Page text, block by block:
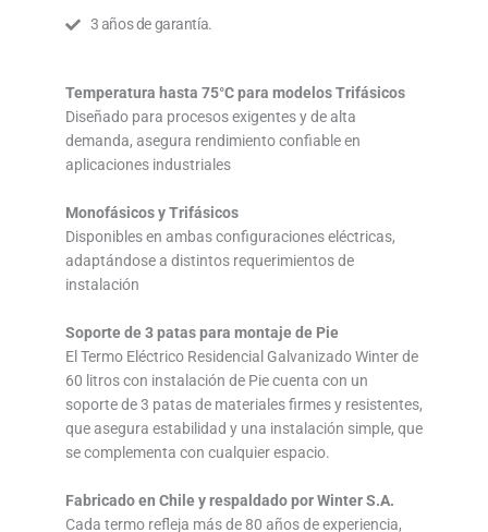
3 años de garantía.
Temperatura hasta 75°C para modelos Trifásicos
Diseñado para procesos exigentes y de alta
demanda, asegura rendimiento confiable en
aplicaciones industriales
Monofásicos y Trifásicos
Disponibles en ambas configuraciones eléctricas,
adaptándose a distintos requerimientos de
instalación
Soporte de 3 patas para montaje de Pie
El Termo Eléctrico Residencial Galvanizado Winter de
60 litros con instalación de Pie cuenta con un
soporte de 3 patas de materiales firmes y resistentes,
que asegura estabilidad y una instalación simple, que
se complementa con cualquier espacio.
Fabricado en Chile y respaldado por Winter S.A.
Cada termo refleja más de 80 años de experiencia,